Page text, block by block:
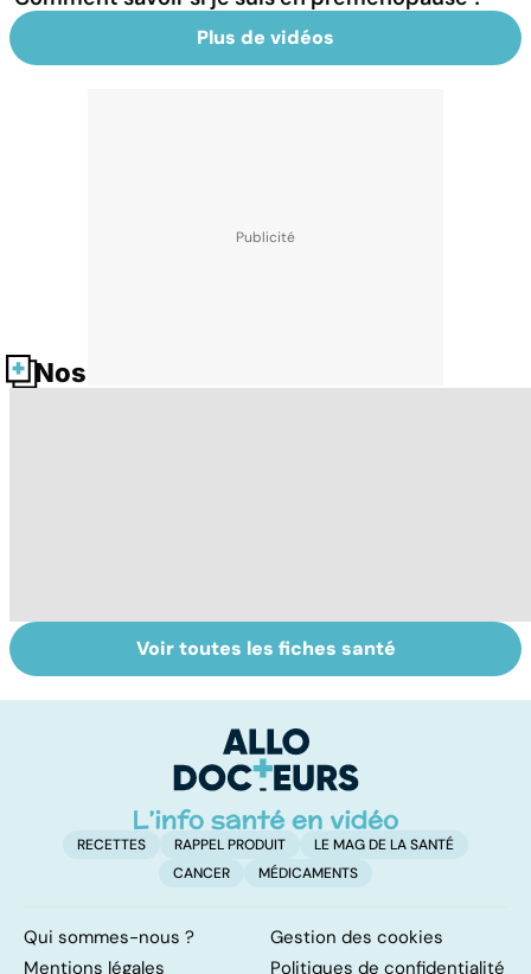
Plus de vidéos
Nos fiches santé
Cannabis : une
vraie
Centenaires, des
exemples de
Voir toutes les fiches santé
RECETTES RAPPEL PRODUIT
LE MAG DE LA SANTÉ
CANCER
MÉDICAMENTS
Qui sommes-nous ?
Gestion des cookies
Mentions légales
Politiques de confidentialité